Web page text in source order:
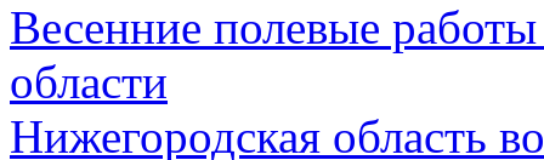
Весенние полевые
области
Нижегородская область